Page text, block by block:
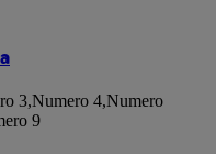
3,Numero 4,Numero
9